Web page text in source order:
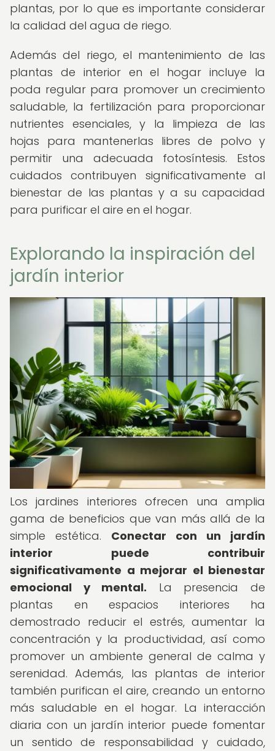
plantas, por lo que es importante considerar
la calidad del agua de riego.
Además del riego, el mantenimiento de las
plantas de interior en el hogar incluye la
poda regular para promover un crecimiento
saludable, la fertilización para proporcionar
nutrientes esenciales, y la limpieza de las
hojas para mantenerlas libres de polvo y
permitir una adecuada fotosíntesis. Estos
cuidados contribuyen significativamente al
bienestar de las plantas y a su capacidad
para purificar el aire en el hogar.
Explorando la inspiración del
jardín interior
Los jardines interiores ofrecen una amplia
gama de beneficios que van más allá de la
simple estética. Conectar con un jardín
interior puede contribuir
significativamente a mejorar el bienestar
emocional y mental. La presencia de
plantas en espacios interiores ha
demostrado reducir el estrés, aumentar la
concentración y la productividad, así como
promover un ambiente general de calma y
serenidad. Además, las plantas de interior
también purifican el aire, creando un entorno
más saludable en el hogar. La interacción
diaria con un jardín interior puede fomentar
un sentido de responsabilidad y cuidado,